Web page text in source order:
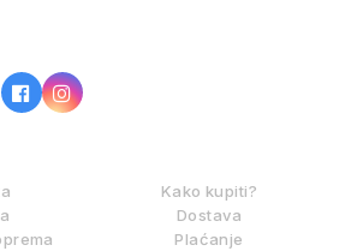
Kako kupiti?
Dostava
Plaćanje